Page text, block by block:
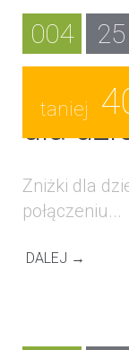
004 25
Bilety
dla
taniej
Zniżki dla
połączeniu...
DALEJ →